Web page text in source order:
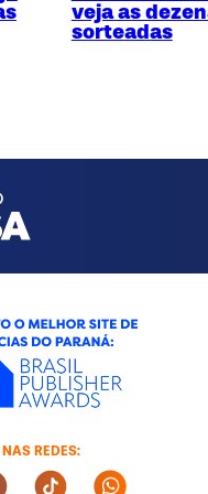
veja as
sorteadas
REDES:
Media
Social Media
Twitter Social Media
Tiktok Social